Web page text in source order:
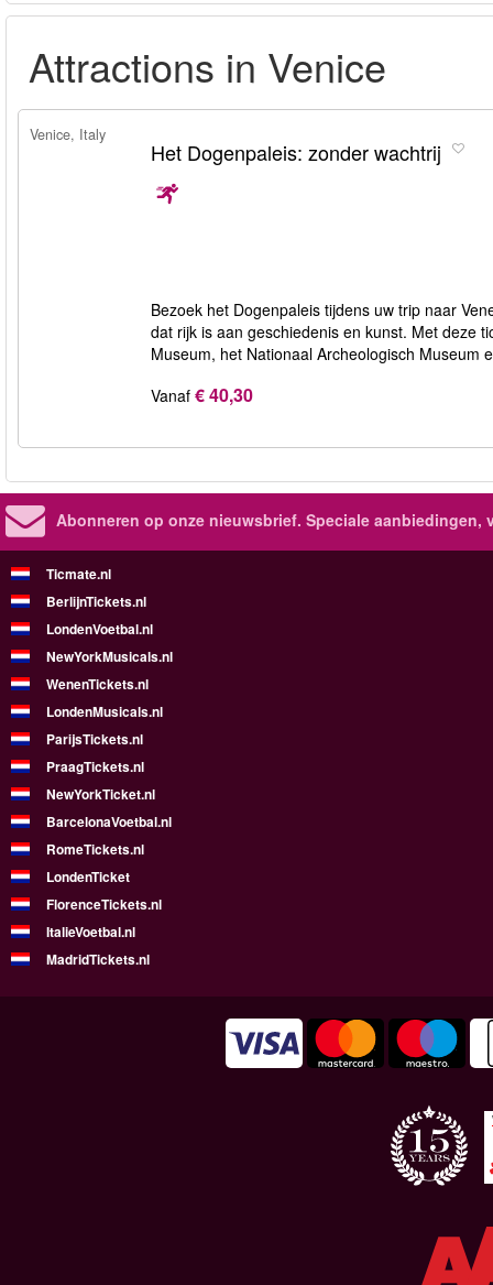
Attractions in Venice
Venice, Italy
Het Dogenpaleis: zonder wachtrij
Bezoek het Dogenpaleis tijdens uw trip naar
dat rijk is aan geschiedenis en kunst. Met deze
Museum, het Nationaal Archeologisch Museum
Vanaf € 40,30
Abonneren op onze nieuwsbrief. Speciale aanbiedingen,
Ticmate.nl
BerlijnTickets.nl
LondenVoetbal.nl
NewYorkMusicals.nl
WenenTickets.nl
LondenMusicals.nl
ParijsTickets.nl
PraagTickets.nl
NewYorkTicket.nl
BarcelonaVoetbal.nl
RomeTickets.nl
LondenTicket
FlorenceTickets.nl
ItalieVoetbal.nl
MadridTickets.nl